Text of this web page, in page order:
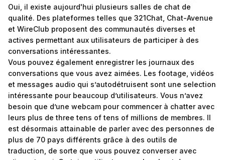
Oui, il existe aujourd'hui plusieurs salles de chat de
qualité. Des plateformes telles que 321Chat, Chat-Avenue
et WireClub proposent des communautés diverses et
actives permettant aux utilisateurs de participer à des
conversations intéressantes.
Vous pouvez également enregistrer les journaux des
conversations que vous avez aimées. Les footage, vidéos
et messages audio qui s’autodétruisent sont une selection
intéressante pour beaucoup d’utilisateurs. Vous n’avez
besoin que d’une webcam pour commencer à chatter avec
leurs plus de three tens of tens of millions de membres. Il
est désormais attainable de parler avec des personnes de
plus de 70 pays différents grâce à des outils de
traduction, de sorte que vous pouvez converser avec